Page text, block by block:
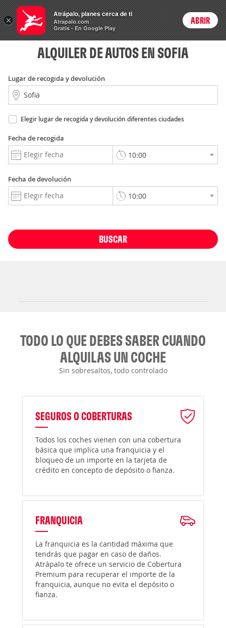
Rent
a Car Login
ALQUILER DE AUTOS EN SOFIA
Lugar de recogida y devolución
Elegir lugar de recogida y devolución diferentes ciudades
Fecha de recogida
Fecha de devolución
BUSCAR
TODO LO QUE DEBES SABER CUANDO
ALQUILAS UN COCHE
Sin sobresaltos, todo controlado
SEGUROS O COBERTURAS
Todos los coches vienen con una cobertura
básica que implica una franquicia y el
bloqueo de un importe en la tarjeta de
crédito en concepto de depósito o fianza.
FRANQUICIA
La franquicia es la cantidad máxima que
tendrás que pagar en caso de daños.
Atrápalo te ofrece un servicio de Cobertura
Premium para recuperar el importe de la
franquicia, aunque no evita el depósito o
fianza.
×
Atrápalo, planes cerca de ti
Atrapalo.com
Gratis - En Google Play
ABRIR